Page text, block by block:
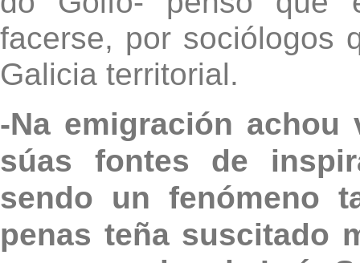
facerse, por sociólogos
Galicia territorial.
-Na emigración
súas fontes de
sendo un fenómeno
penas teña suscitado